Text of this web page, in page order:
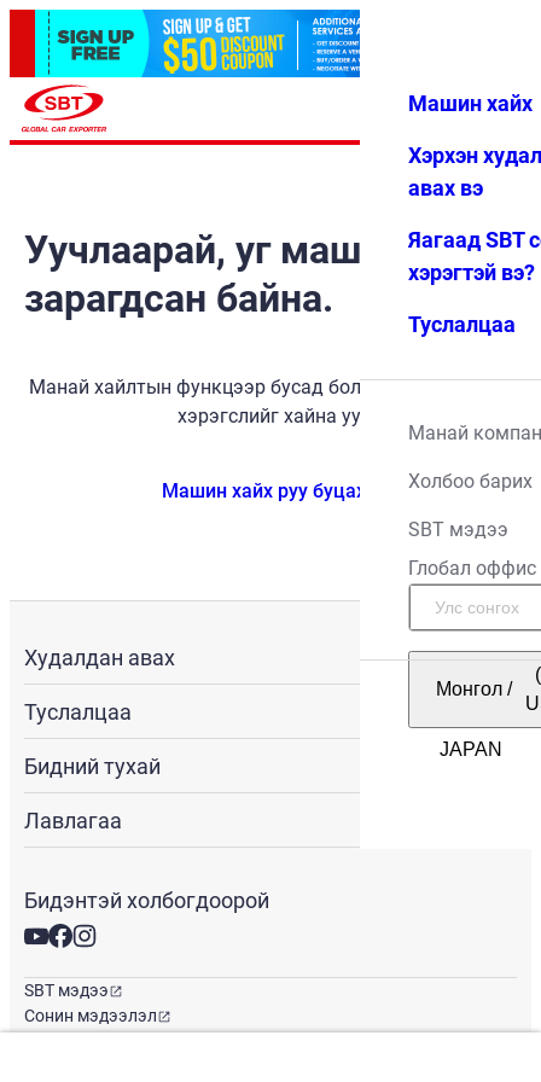
Дуртай Цэс
Машин хайх
Хэрхэн
авах вэ
Яагаад SBT
хэрэгтэй вэ?
Туслалцаа
Манай
Холбоо барих
SBT мэдээ
Глобал оффис
Монгол /
Уучлаарай, уг машин
зарагдсан байна.
Манай хайлтын функцээр бусад боломжит тээврийн
хэрэгслийг хайна уу.
Машин хайх руу буцах
Худалдан авах
Туслалцаа
Бидний тухай
Лавлагаа
Бидэнтэй холбогдоорой
SBT мэдээ
Сонин мэдээлэл